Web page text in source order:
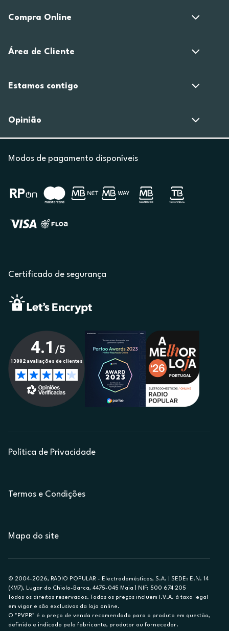
Compra Online
Área de Cliente
Estamos contigo
Opinião
Modos de pagamento disponíveis
Certificado de segurança
Política de Privacidade
Termos e Condições
Mapa do site
© 2004-2026, RADIO POPULAR - Electrodomésticos, S.A. | SEDE: E.N. 14
(KM7), Lugar do Chiolo-Barca, 4475-045 Maia | NIF: 500 674 205
Todos os direitos reservados. Todos os preços incluem I.V.A. à taxa legal
em vigor e são exclusivos da loja online.
O "PVPR" é o preço de venda recomendado para o produto em questão,
definido e indicado pelo fabricante, produtor ou fornecedor.